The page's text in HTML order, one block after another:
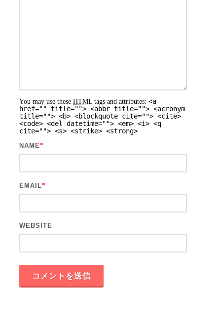
You may use these HTML tags and attributes: <a
href="" title=""> <abbr title=""> <acronym
title=""> <b> <blockquote cite=""> <cite>
<code> <del datetime=""> <em> <i> <q
cite=""> <s> <strike> <strong>
NAME*
EMAIL*
WEBSITE